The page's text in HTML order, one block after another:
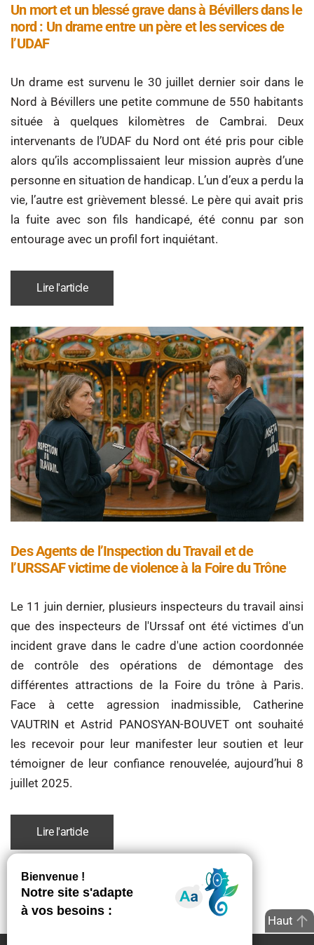
Un mort et un blessé grave dans à Bévillers dans le
nord : Un drame entre un père et les services de
l’UDAF
Un drame est survenu le 30 juillet dernier soir dans le
Nord à Bévillers une petite commune de 550 habitants
située à quelques kilomètres de Cambrai. Deux
intervenants de l’UDAF du Nord ont été pris pour cible
alors qu’ils accomplissaient leur mission auprès d’une
personne en situation de handicap. L’un d’eux a perdu la
vie, l’autre est grièvement blessé. Le père qui avait pris
la fuite avec son fils handicapé, été connu par son
entourage avec un profil fort inquiétant.
Lire l'article
Des Agents de l’Inspection du Travail et de
l’URSSAF victime de violence à la Foire du Trône
Le 11 juin dernier, plusieurs inspecteurs du travail ainsi
que des inspecteurs de l'Urssaf ont été victimes d'un
incident grave dans le cadre d'une action coordonnée
de contrôle des opérations de démontage des
différentes attractions de la Foire du trône à Paris.
Face à cette agression inadmissible, Catherine
VAUTRIN et Astrid PANOSYAN-BOUVET ont souhaité
les recevoir pour leur manifester leur soutien et leur
témoigner de leur confiance renouvelée, aujourd’hui 8
juillet 2025.
Lire l'article
Haut